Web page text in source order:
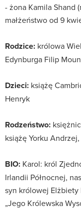
- żona Kamila Shand
małżeństwo od 9
Rodzice: królowa
Edynburga Filip
Dzieci: książę
Henryk
Rodzeństwo:
książę Yorku
BIO: Karol: król
Irlandii Północnej,
syn królowej Elżbiety
„Jego Królewska